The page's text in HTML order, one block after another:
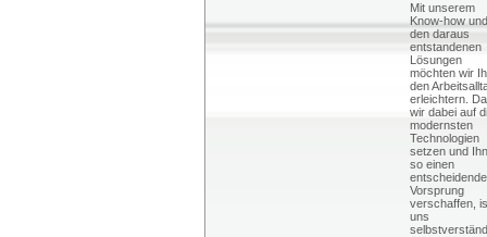
Mit unserem
Know-how und
den daraus
entstandenen
Lösungen
möchten wir
den
erleichtern.
wir dabei auf
modernsten
Technologien
setzen und
so einen
Vorsprung
verschaffen,
uns